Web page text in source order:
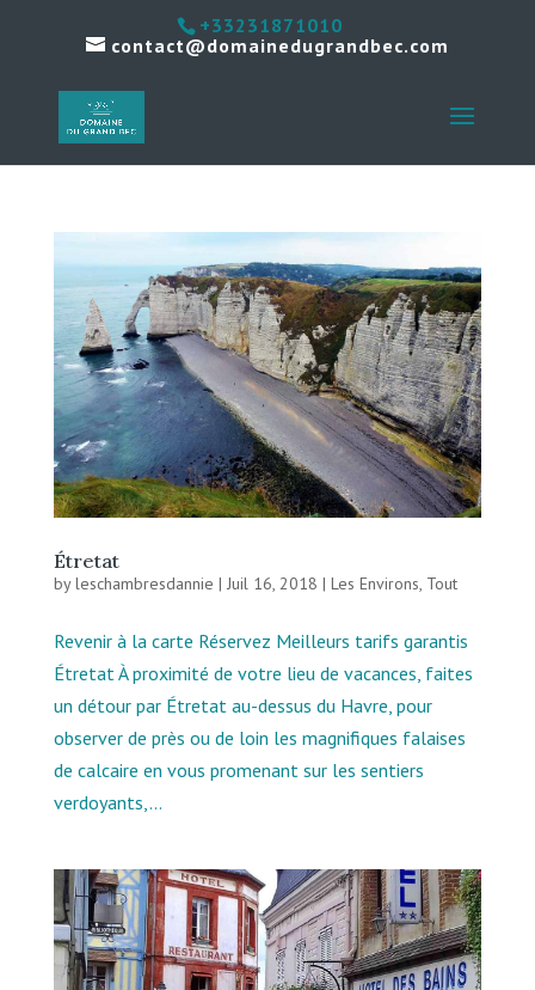
+33231871010
contact@domainedugrandbec.com
Étretat
byleschambresdannie | Juil 16, 2018 | Les Environs, Tout
Revenir à la carte Réservez Meilleurs tarifs garantis
Étretat À proximité de votre lieu de vacances, faites
un détour par Étretat au-dessus du Havre, pour
observer de près ou de loin les magnifiques falaises
de calcaire en vous promenant sur les sentiers
verdoyants,...